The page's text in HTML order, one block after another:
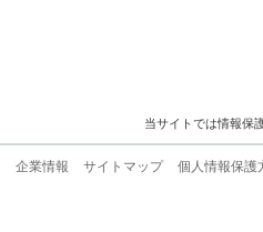
当サイトでは情報保
企業情報 サイトマップ 個人情報保護